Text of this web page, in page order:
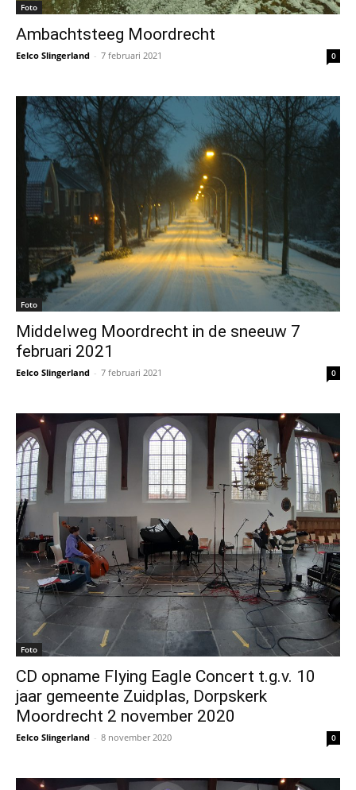
Foto
Ambachtsteeg Moordrecht
Eelco Slingerland - 7 februari 2021 0
Foto
Middelweg Moordrecht in de sneeuw 7
februari 2021
Eelco Slingerland - 7 februari 2021 0
Foto
CD opname Flying Eagle Concert t.g.v. 10
jaar gemeente Zuidplas, Dorpskerk
Moordrecht 2 november 2020
Eelco Slingerland - 8 november 2020 0